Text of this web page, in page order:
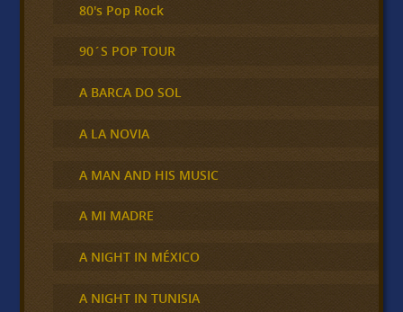
80's Pop Rock
90´S POP TOUR
A BARCA DO SOL
A LA NOVIA
A MAN AND HIS MUSIC
A MI MADRE
A NIGHT IN MÉXICO
A NIGHT IN TUNISIA